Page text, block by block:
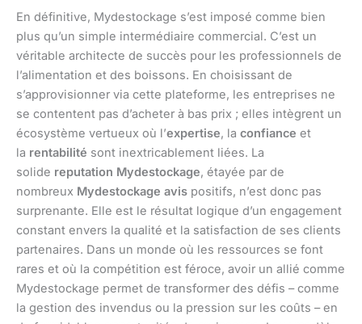
En définitive, Mydestockage s’est imposé comme bien
plus qu’un simple intermédiaire commercial. C’est un
véritable architecte de succès pour les professionnels de
l’alimentation et des boissons. En choisissant de
s’approvisionner via cette plateforme, les entreprises ne
se contentent pas d’acheter à bas prix ; elles intègrent un
écosystème vertueux où l’expertise, la confiance et
la rentabilité sont inextricablement liées. La
solide reputation Mydestockage, étayée par de
nombreux Mydestockage avis positifs, n’est donc pas
surprenante. Elle est le résultat logique d’un engagement
constant envers la qualité et la satisfaction de ses clients
partenaires. Dans un monde où les ressources se font
rares et où la compétition est féroce, avoir un allié comme
Mydestockage permet de transformer des défis – comme
la gestion des invendus ou la pression sur les coûts – en